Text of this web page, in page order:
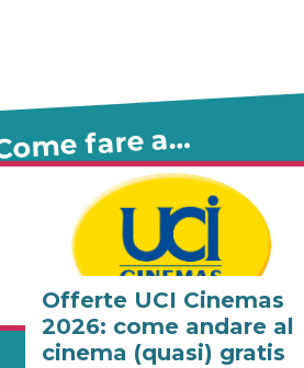
fare a…
Offerte UCI Cinemas
2026: come andare al
cinema (quasi) gratis